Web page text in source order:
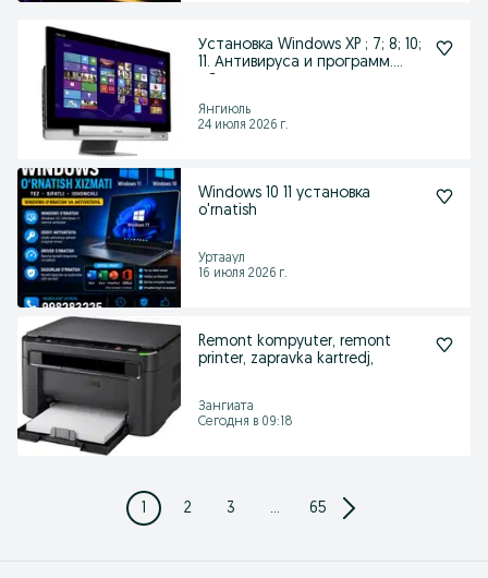
Установка Windows XP ; 7; 8; 10;
11. Антивируса и программ.
Янгиюль
24 июля 2026 г.
Windows 10 11 установка
o'rnatish
Уртааул
16 июля 2026 г.
Remont kompyuter, remont
printer, zapravka kartredj,
Зангиата
Сегодня в 09:18
1 2 3 ... 65